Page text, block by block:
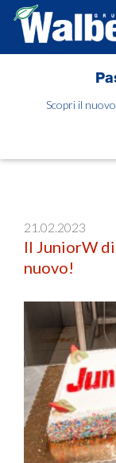
Salta
contenuto
Scopri il
21.02.2023
Il JuniorW
nuovo!